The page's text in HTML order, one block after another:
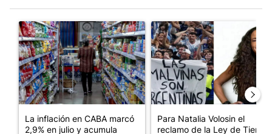
Un artículo de tendencia con el título "La inflación en CABA
La inflación en CABA marcó
2,9% en julio y acumula
Un artículo de tendencia con
Para Natalia Volosin el
reclamo de la Ley de Tierras